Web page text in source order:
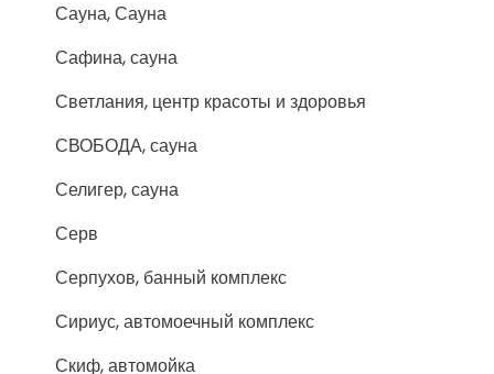
Сауна, Сауна
Сафина, сауна
Светлания, центр красоты и здоровья
СВОБОДА, сауна
Селигер, сауна
Серв
Серпухов, банный комплекс
Сириус, автомоечный комплекс
Скиф, автомойка